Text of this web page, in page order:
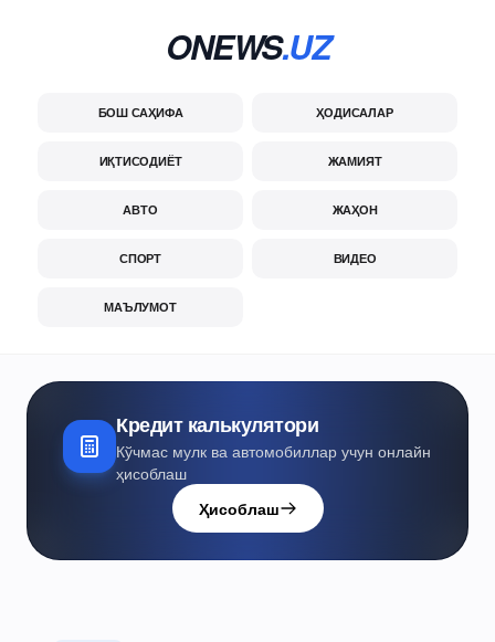
ONEWS.UZ
БОШ САҲИФА ҲОДИСАЛАР
ИҚТИСОДИЁТ ЖАМИЯТ
АВТО ЖАҲОН
СПОРТ ВИДЕО
МАЪЛУМОТ
Кредит калькулятори
Кўчмас мулк ва автомобиллар учун онлайн
ҳисоблаш
Ҳисоблаш